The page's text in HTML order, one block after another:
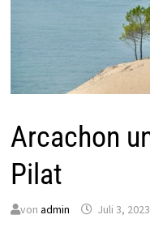
Arcachon
Pilat
von admin Juli 3, 2023